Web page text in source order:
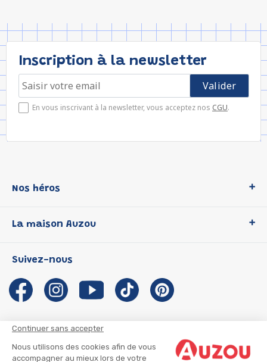
Continuer sans accepter
Nous utilisons des cookies afin de vous
accompagner au mieux lors de votre
Inscription à la newsletter
En vous inscrivant à la newsletter, vous acceptez nos CGU.
Nos héros
P'tit Loup
Les Influenceuses
Migali
Petite Taupe
La maison Auzou
Notre histoire
Auzou s'engage
Auteurs et illustrateurs Auzou
Suivre mon colis
Suivez-nous
CGU